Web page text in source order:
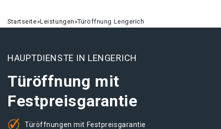
Startseite»Leistungen»Türöffnung Lengerich
HAUPTDIENSTE IN LENGERICH
Türöffnung mit
Festpreisgarantie
Türöffnungen mit Festpreisgarantie